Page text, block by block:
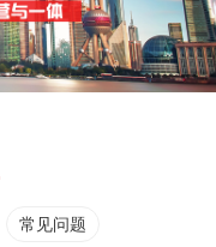
常见问题